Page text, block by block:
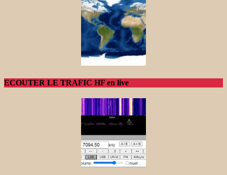
ECOUTER LE TRAFIC HF en live